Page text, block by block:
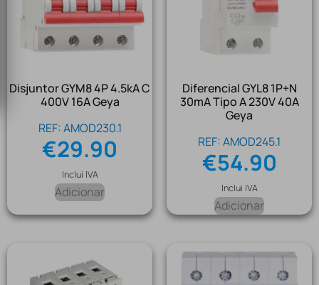
Disjuntor GYM8 4P 4.5kA C
400V 16A Geya
REF: AMOD230.1
€29.90
Inclui IVA
Adicionar
Diferencial GYL8 1P+N
30mA Tipo A 230V 40A
Geya
REF: AMOD245.1
€54.90
Inclui IVA
Adicionar